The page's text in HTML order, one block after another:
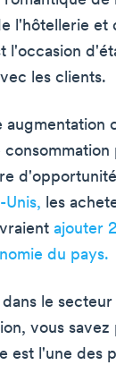
l'hôtellerie et
l'occasion
les clients.
augmentation
Unis, les
ajouter
du pays.
le
vous
est l'une des